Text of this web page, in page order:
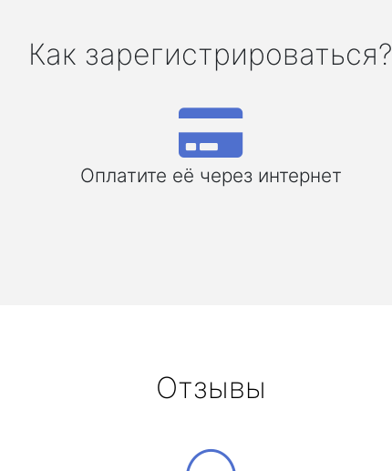
Как зарегистрироваться?
Оплатите её через интернет
Отзывы